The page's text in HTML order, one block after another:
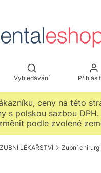
Otevřít vyhledávač
Vyhledávání
ceny na této
s polskou sazbou DPH.
podle zvolené
ZUBNÍ LÉKAŘSTVÍ Zubní